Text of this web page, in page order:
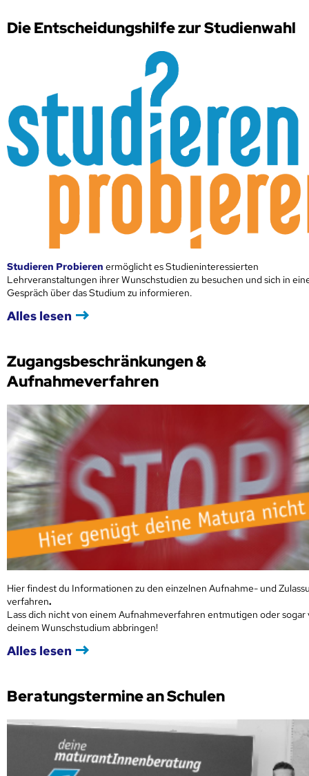
Die Entscheidungshilfe zur Studienwahl
Studieren Probieren ermöglicht es Studieninteressierten
Lehrveranstaltungen ihrer Wunschstudien zu besuchen und sich in
Gespräch über das Studium zu informieren.
Alles lesen
Zugangsbeschränkungen &
Aufnahmeverfahren
Hier findest du Informationen zu den einzelnen Aufnahme- und
verfahren.
Lass dich nicht von einem Aufnahmeverfahren entmutigen oder sogar
deinem Wunschstudium abbringen!
Alles lesen
Beratungstermine an Schulen